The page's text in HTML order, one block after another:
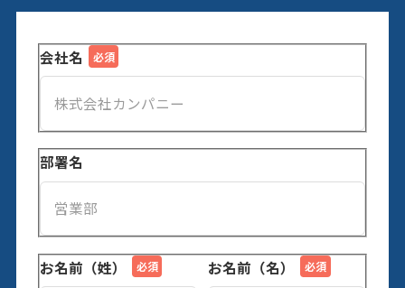
会社名
部署名
お名前（姓） お名前（名）